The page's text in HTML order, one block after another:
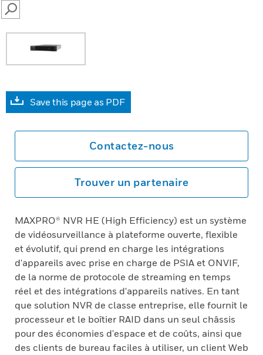
SEARCH
Save this page as PDF
Contactez-nous
Trouver un partenaire
MAXPRO® NVR HE (High Efficiency) est un système
de vidéosurveillance à plateforme ouverte, flexible
et évolutif, qui prend en charge les intégrations
d'appareils avec prise en charge de PSIA et ONVIF,
de la norme de protocole de streaming en temps
réel et des intégrations d'appareils natives. En tant
que solution NVR de classe entreprise, elle fournit le
processeur et le boîtier RAID dans un seul châssis
pour des économies d'espace et de coûts, ainsi que
des clients de bureau faciles à utiliser, un client Web